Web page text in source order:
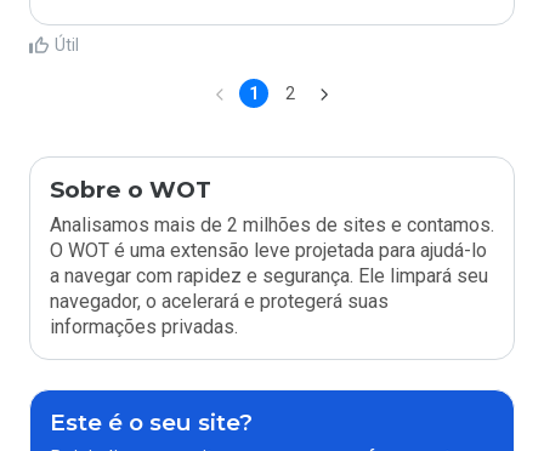
Útil
1 2
Sobre o WOT
Analisamos mais de 2 milhões de sites e contamos.
O WOT é uma extensão leve projetada para ajudá-lo
a navegar com rapidez e segurança. Ele limpará seu
navegador, o acelerará e protegerá suas
informações privadas.
Este é o seu site?